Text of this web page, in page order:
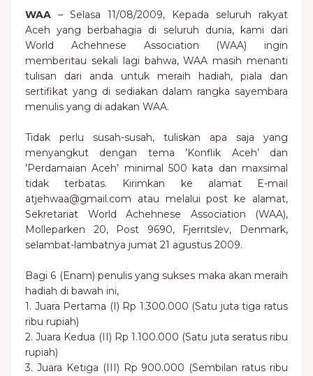
WAA – Selasa 11/08/2009, Kepada seluruh rakyat
Aceh yang berbahagia di seluruh dunia, kami dari
World Achehnese Association (WAA) ingin
memberitau sekali lagi bahwa, WAA masih menanti
tulisan dari anda untuk meraih hadiah, piala dan
sertifikat yang di sediakan dalam rangka sayembara
menulis yang di adakan WAA.
Tidak perlu susah-susah, tuliskan apa saja yang
menyangkut dengan tema ’Konflik Aceh’ dan
’Perdamaian Aceh’ minimal 500 kata dan maxsimal
tidak terbatas. Kirimkan ke alamat E-mail
atjehwaa@gmail.com atau melalui post ke alamat,
Sekretariat World Achehnese Association (WAA),
Molleparken 20, Post 9690, Fjerritslev, Denmark,
selambat-lambatnya jumat 21 agustus 2009.
Bagi 6 (Enam) penulis yang sukses maka akan meraih
hadiah di bawah ini,
1. Juara Pertama (I) Rp 1.300.000 (Satu juta tiga ratus
ribu rupiah)
2. Juara Kedua (II) Rp 1.100.000 (Satu juta seratus ribu
rupiah)
3. Juara Ketiga (III) Rp 900.000 (Sembilan ratus ribu